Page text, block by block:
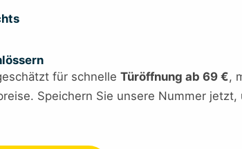
für schnelle Türöffnung ab 69 €,
Speichern Sie unsere Nummer